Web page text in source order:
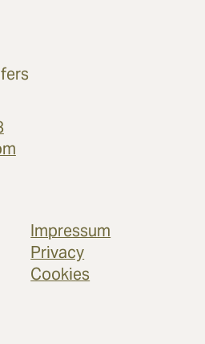
Impressum
Privacy
Cookies